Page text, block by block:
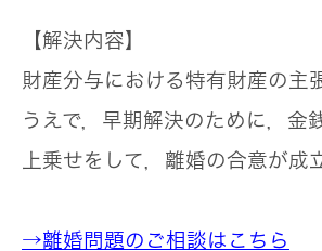
【解決内容】
財産分与における特有財産の主
うえで，早期解決のために，金
上乗せをして，離婚の合意が成
→離婚問題のご相談はこちら